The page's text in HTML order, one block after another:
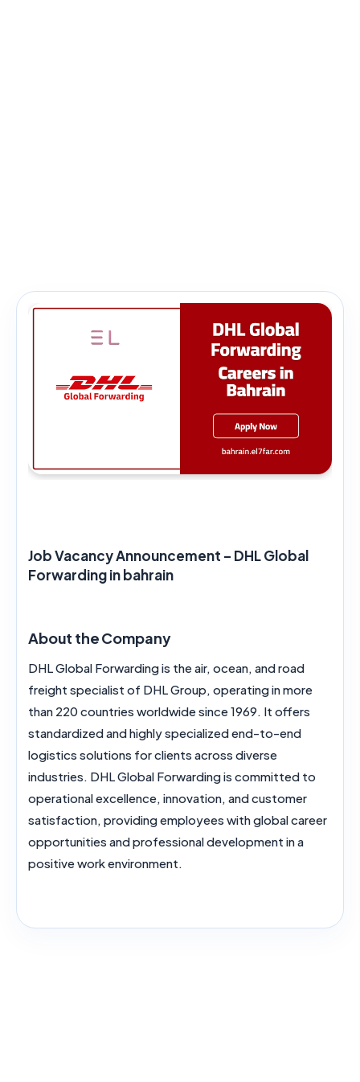
Job Vacancy Announcement – DHL Global
Forwarding in bahrain
About the Company
DHL Global Forwarding is the air, ocean, and road
freight specialist of DHL Group, operating in more
than 220 countries worldwide since 1969. It offers
standardized and highly specialized end-to-end
logistics solutions for clients across diverse
industries. DHL Global Forwarding is committed to
operational excellence, innovation, and customer
satisfaction, providing employees with global career
opportunities and professional development in a
positive work environment.